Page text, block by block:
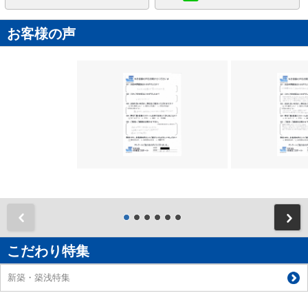
お客様の声
こだわり特集
新築・築浅特集